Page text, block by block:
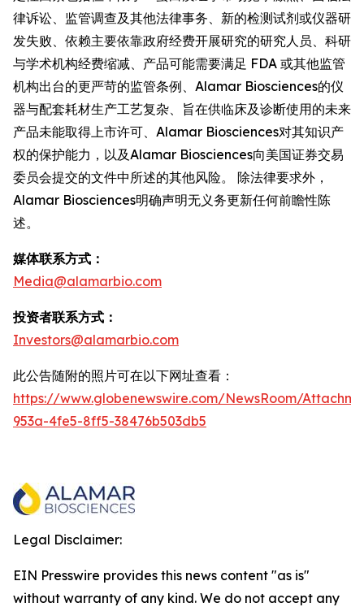
律诉讼、监管调查及其他法律事务、新的检测试剂或仪器研
发失败、依赖主要依靠政府经费开展研究的研究人员、科研
与学术机构经费缩减、产品可能需要满足 FDA 或其他监管
机构出台的更严苛的监管条例、Alamar Biosciences的仪
器与配套耗材生产工艺复杂、旨在供临床及诊断使用的未来
产品未能取得上市许可、Alamar Biosciences对其知识产
权的保护能力，以及Alamar Biosciences向美国证券交易
委员会提交的文件中所述的其他风险。 除法律要求外，
Alamar Biosciences明确声明无义务更新任何前瞻性陈
述。
媒体联系方式：
Media@alamarbio.com
投资者联系方式：
Investors@alamarbio.com
此公告随附的照片可在以下网址查看：
https://www.globenewswire.com/NewsRoom/
953a-4fe5-8ff5-38476b503db5
Legal Disclaimer:
EIN Presswire provides this news content "as is"
without warranty of any kind. We do not accept any